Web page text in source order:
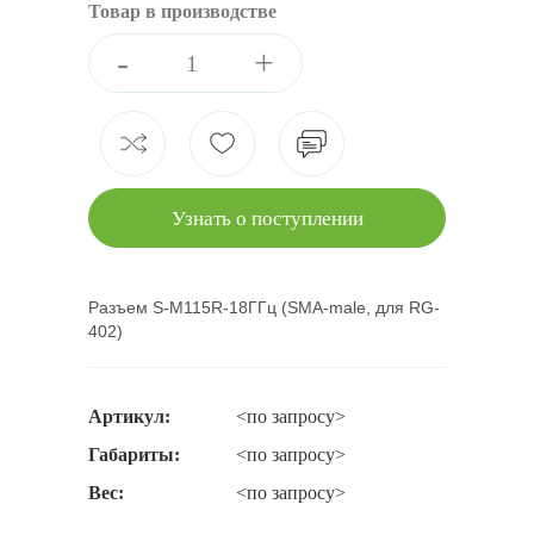
Товар в производстве
- +
Узнать о поступлении
Разъем S-M115R-18ГГц (SMA-male, для RG-
402)
Артикул:
<по запросу>
Габариты:
<по запросу>
Вес:
<по запросу>